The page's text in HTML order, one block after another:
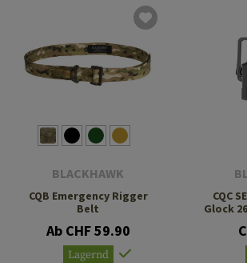
BLACKHAWK
CQB Emergency Rigger
Belt
Ab CHF 59.90
Lagernd
CQC
Glock